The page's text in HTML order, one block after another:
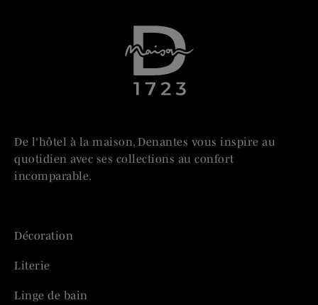
De l'hôtel à la maison, Denantes vous inspire au
quotidien avec ses collections au confort
incomparable.
Décoration
Literie
Linge de bain